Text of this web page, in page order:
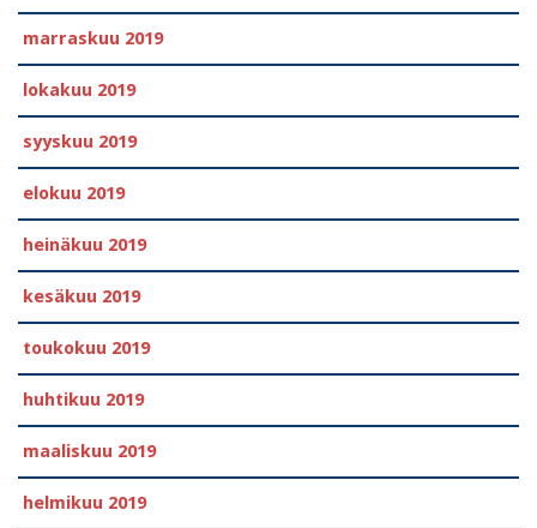
marraskuu 2019
lokakuu 2019
syyskuu 2019
elokuu 2019
heinäkuu 2019
kesäkuu 2019
toukokuu 2019
huhtikuu 2019
maaliskuu 2019
helmikuu 2019